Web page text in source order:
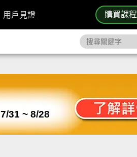
購買課程
用戶見證
7/31 ~ 8/28